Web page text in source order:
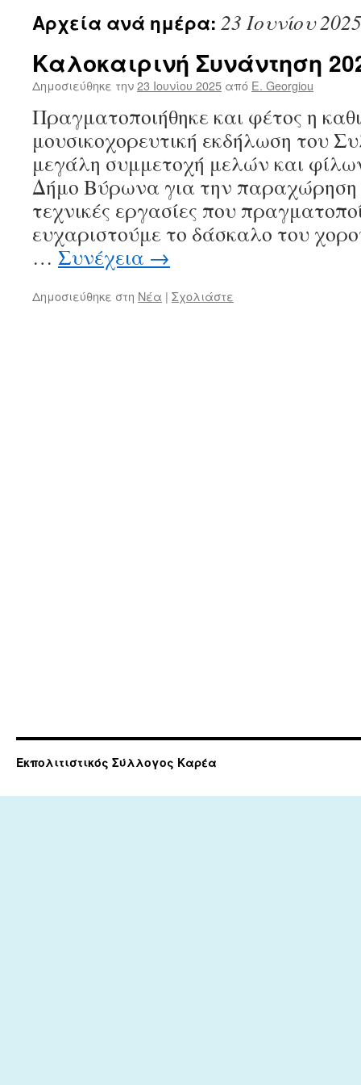
Αρχεία ανά ημέρα: 23 Ιουνίου 2025
Καλοκαιρινή Συνάντηση
Δημοσιεύθηκε την23 Ιουνίου 2025 από E. Georgiou
Πραγματοποιήθηκε και φέτος η
μουσικοχορευτική εκδήλωση του
μεγάλη συμμετοχή μελών και
Δήμο Βύρωνα για την παραχώρηση
τεχνικές εργασίες που
ευχαριστούμε το δάσκαλο του
… Συνέχεια →
Δημοσιεύθηκε στη Νέα | Σχολιάστε
Εκπολιτιστικός Σύλλογος Καρέα